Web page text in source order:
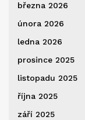
března 2026
února 2026
ledna 2026
prosince 2025
listopadu 2025
října 2025
září 2025